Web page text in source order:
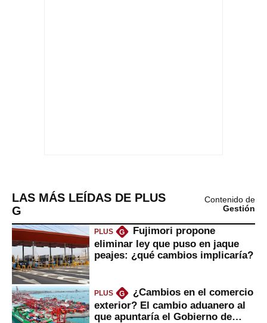
LAS MÁS LEÍDAS DE PLUS
G
Contenido de
Gestión
PLUS G
Fujimori propone
eliminar ley que puso en jaque
peajes: ¿qué cambios implicaría?
PLUS G
¿Cambios en el comercio
exterior? El cambio aduanero al
que apuntaría el Gobierno de